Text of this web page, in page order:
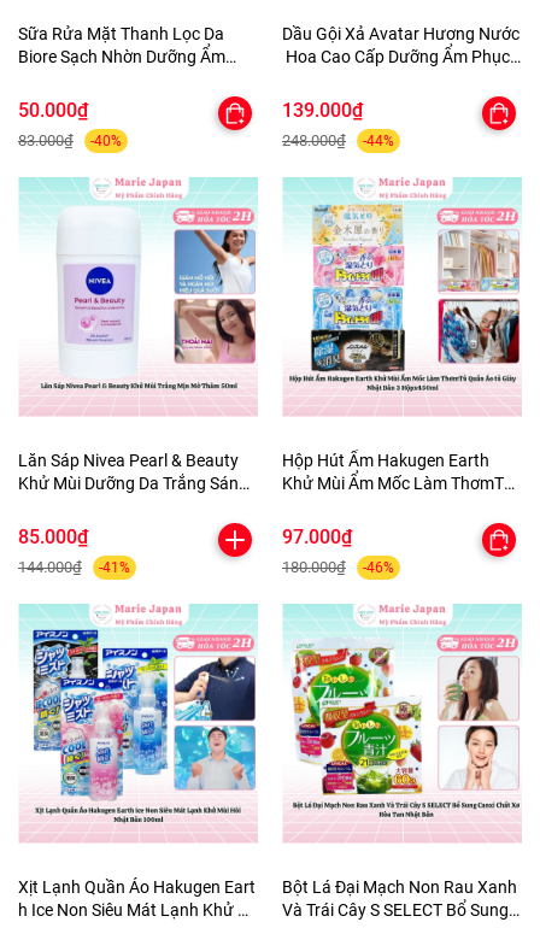
Sữa Rửa Mặt Thanh Lọc Da
Biore Sạch Nhờn Dưỡng Ẩm
Purifying Facial Foam Nhật Bản
50.000₫
83.000₫ -40%
Dầu Gội Xả Avatar Hương Nước
Hoa Cao Cấp Dưỡng Ẩm Phục
139.000₫
248.000₫ -44%
Lăn Sáp Nivea Pearl & Beauty
Khử Mùi Dưỡng Da Trắng Sáng
85.000₫
144.000₫ -41%
Hộp Hút Ẩm Hakugen Earth
Khử Mùi Ẩm Mốc Làm ThơmTủ
Hộpx450ml
97.000₫
180.000₫ -46%
Xịt Lạnh Quần Áo Hakugen Eart
h Ice Non Siêu Mát Lạnh Khử M
Bột Lá Đại Mạch Non Rau Xanh
Và Trái Cây S SELECT Bổ Sung